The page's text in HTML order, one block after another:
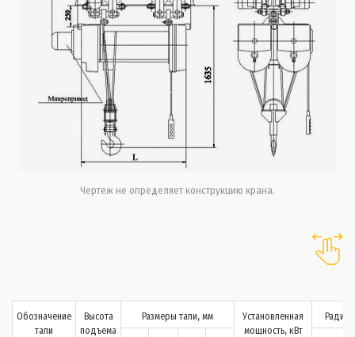
Чертеж не определяет конструкцию крана.
Обозначение
тали
Высота
подъема
Размеры тали, мм
Установленная
мощность, кВт